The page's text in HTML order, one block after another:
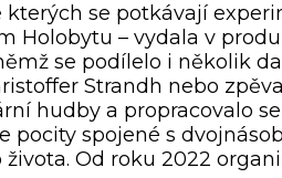
se potkávají
Holobytu – vydala v
se podílelo i několik
Strandh nebo
hudby a propracovalo
pocity spojené s
Od roku 2022